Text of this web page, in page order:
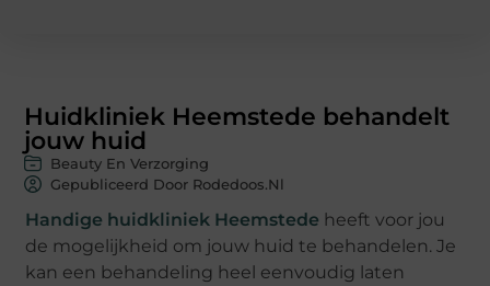
Huidkliniek Heemstede behandelt
jouw huid
Beauty En Verzorging
Gepubliceerd Door Rodedoos.nl
Handige huidkliniek Heemstede heeft voor jou
de mogelijkheid om jouw huid te behandelen. Je
kan een behandeling heel eenvoudig laten